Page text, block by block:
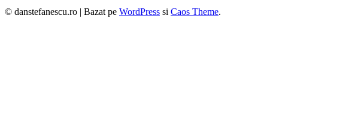
© danstefanescu.ro | Bazat pe WordPress si Caos Theme.